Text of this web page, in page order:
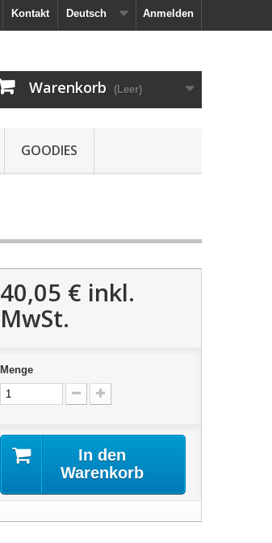
Anmelden
Deutsch
Kontakt
Warenkorb (Leer)
GOODIES
40,05 € inkl.
MwSt.
Menge
In den
Warenkorb